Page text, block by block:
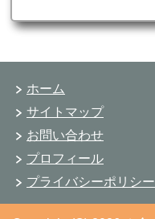
ホーム
サイトマップ
お問い合わせ
プロフィール
プライバシーポリシー